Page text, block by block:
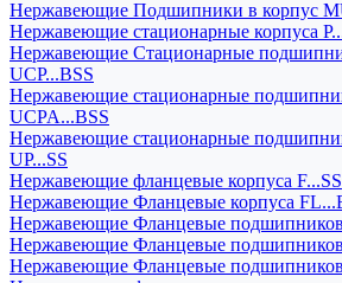
Нержавеющие Подшипники в корпус
Нержавеющие стационарные корпуса
Нержавеющие Стационарные
UCP...BSS
Нержавеющие стационарные
UCPA...BSS
Нержавеющие стационарные
UP...SS
Нержавеющие фланцевые корпуса F...SS
Нержавеющие Фланцевые корпуса
Нержавеющие Фланцевые
Нержавеющие Фланцевые
Нержавеющие Фланцевые